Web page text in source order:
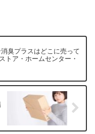
臭プラスはどこに売って
トア・ホームセンター・